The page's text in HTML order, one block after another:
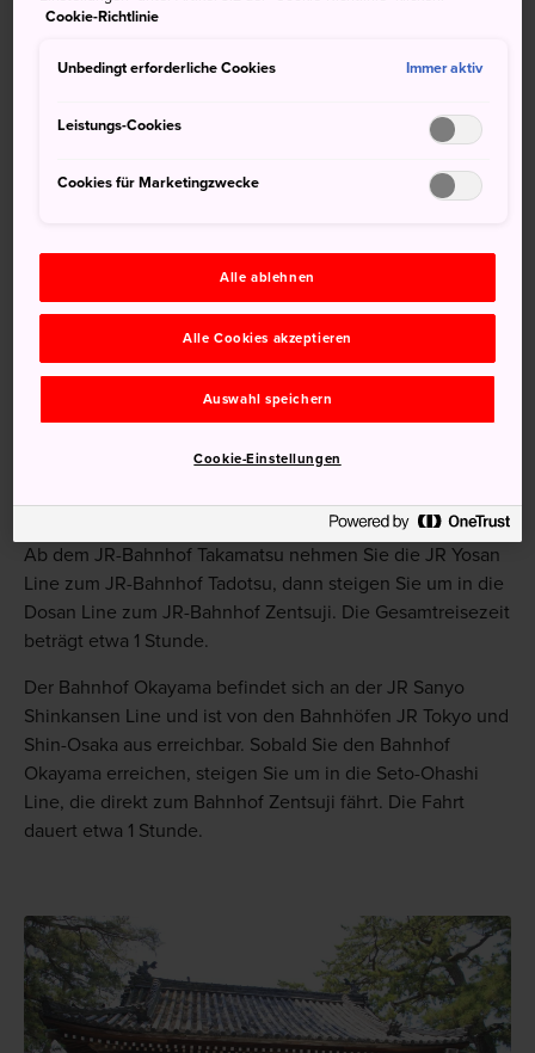
Besuch des heiligen Zentsuji-Tempels
Eine Führung in der Burg Marugame
Anfahrt
von den JR-Bahnhöfen Takamatsu oder Okayama aus.
Ab dem JR-Bahnhof Takamatsu nehmen Sie die JR Yosan
Line zum JR-Bahnhof Tadotsu, dann steigen Sie um in die
Dosan Line zum JR-Bahnhof Zentsuji. Die Gesamtreisezeit
beträgt etwa 1 Stunde.
Der Bahnhof Okayama befindet sich an der JR Sanyo
Shinkansen Line und ist von den Bahnhöfen JR Tokyo und
Shin-Osaka aus erreichbar. Sobald Sie den Bahnhof
Okayama erreichen, steigen Sie um in die Seto-Ohashi
Line, die direkt zum Bahnhof Zentsuji fährt. Die Fahrt
dauert etwa 1 Stunde.
Cookie-Richtlinie
Unbedingt erforderliche Cookies Immer aktiv
Leistungs-Cookies
Cookies für Marketingzwecke
Alle ablehnen
Alle Cookies akzeptieren
Auswahl speichern
Cookie-Einstellungen